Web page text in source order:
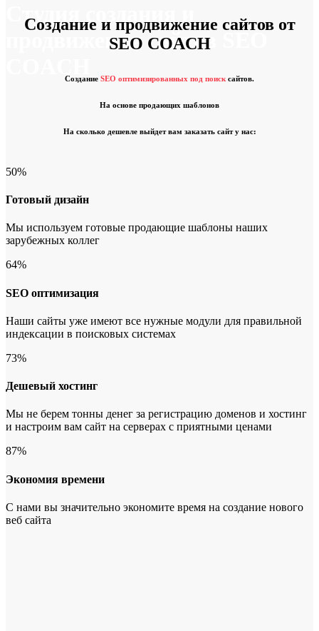
Студия создания и
продвижения сайтов SEO
Создание и продвижение сайтов от
SEO COACH
Создание SEO оптимизированных под поиск сайтов.
На основе продающих шаблонов
На сколько дешевле выйдет вам заказать сайт у нас:
50%
Готовый дизайн
Мы используем готовые продающие шаблоны наших
зарубежных коллег
64%
SEO оптимизация
Наши сайты уже имеют все нужные модули для правильной
индексации в поисковых системах
73%
Дешевый хостинг
Мы не берем тонны денег за регистрацию доменов и хостинг
и настроим вам сайт на серверах с приятными ценами
87%
Экономия времени
С нами вы значительно экономите время на создание нового
веб сайта